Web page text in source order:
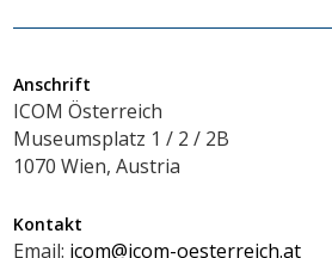
Anschrift
ICOM Österreich
Museumsplatz 1 / 2 / 2B
1070 Wien, Austria
Kontakt
Email: icom@icom-oesterreich.at